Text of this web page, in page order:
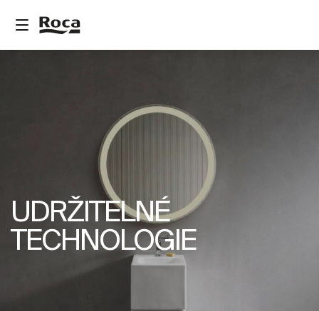
UDRŽITELNÉ
TECHNOLOGIE